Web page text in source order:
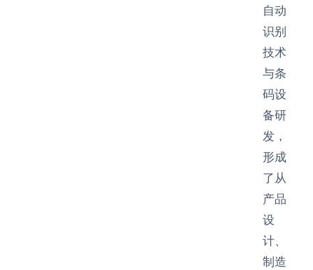
自动
识别
技术
与条
码设
备研
发，
形成
了从
产品
设
计、
制造